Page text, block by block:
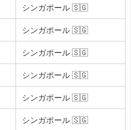
シンガポール 🇸🇬
シンガポール 🇸🇬
シンガポール 🇸🇬
シンガポール 🇸🇬
シンガポール 🇸🇬
シンガポール 🇸🇬